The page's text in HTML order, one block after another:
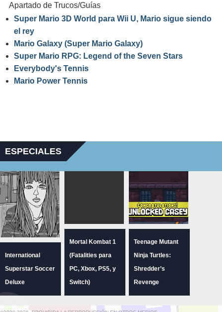
Apartado de Trucos/Guías
Super Mario 3D World para Wii U, Mario sigue siendo
el rey
Mario Galaxy (Super Mario Galaxy)
Super Mario RPG: Legend of the Seven Stars
Everybody's Tennis
Mario Power Tennis
ESPECIALES
International
Superstar Soccer
Deluxe
Mortal Kombat 1
(Fatalities para
PC, Xbox, PS5, y
Switch)
Teenage Mutant
Ninja Turtles:
Shredder’s
Revenge